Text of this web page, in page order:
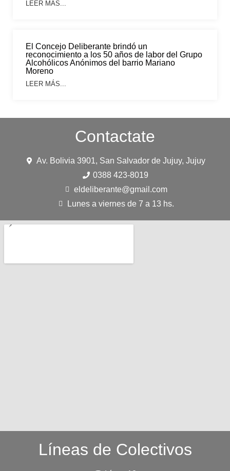
LEER MÁS...
El Concejo Deliberante brindó un
reconocimiento a los 50 años de labor del Grupo
Alcohólicos Anónimos del barrio Mariano
Moreno
LEER MÁS...
Contactate
Av. Bolivia 3901, San Salvador de Jujuy, Jujuy
0388 423-8019
eldeliberante@gmail.com
Lunes a viernes de 7 a 13 hs.
Líneas de Colectivos